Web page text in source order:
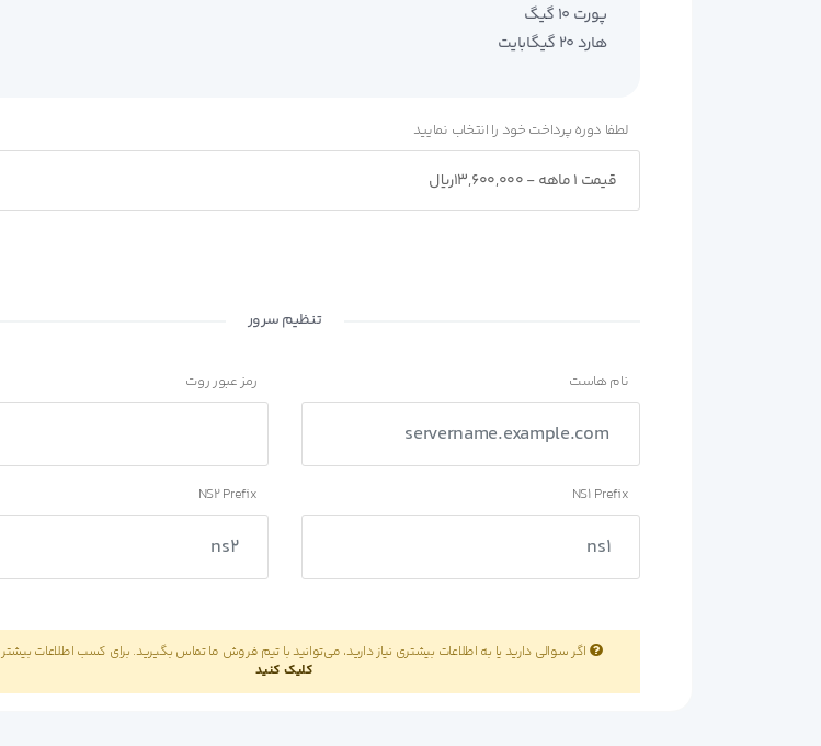
پورت 10 گیگ
هارد 20 گیگابایت
لطفا دوره پرداخت خود را انتخاب نمایید
قیمت 1 ماهه - 13,600,000ریال
تنظیم سرور
نام هاست رمز عبور روت
NS1 Prefix
NS2 Prefix
اگر سوالی دارید یا به اطلاعات بیشتری نیاز دارید، می‌توانید با تیم فروش ما تماس بگیرید. برای کسب اطلاعات بیشتر
کلیک کنید